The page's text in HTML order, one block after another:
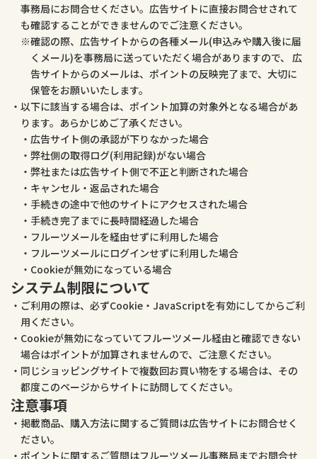
事務局にお問合せください。広告サイトに直接お問合せされて
も確認することができませんのでご注意ください。
確認の際、広告サイトからの各種メール(申込みや購入後に届
くメール)を事務局に送っていただく場合がありますので、 広
告サイトからのメールは、ポイントの反映完了まで、大切に
保管をお願いいたします。
以下に該当する場合は、ポイント加算の対象外となる場合があ
ります。あらかじめご了承ください。
広告サイト側の承認が下りなかった場合
弊社側の取得ログ(利用記録)がない場合
弊社または広告サイト側で不正と判断された場合
キャンセル・返品された場合
手続きの途中で他のサイトにアクセスされた場合
手続き完了までに長時間経過した場合
フルーツメールを経由せずに利用した場合
フルーツメールにログインせずに利用した場合
Cookieが無効になっている場合
システム制限について
ご利用の際は、必ずCookie・JavaScriptを有効にしてからご利
用ください。
Cookieが無効になっていてフルーツメール経由と確認できない
場合はポイントが加算されませんので、ご注意ください。
同じショッピングサイトで複数回お買い物をする場合は、その
都度このページからサイトに訪問してください。
注意事項
掲載商品、購入方法に関するご質問は広告サイトにお問合せく
ださい。
ポイントに関するご質問はフルーツメール事務局までお問合せ